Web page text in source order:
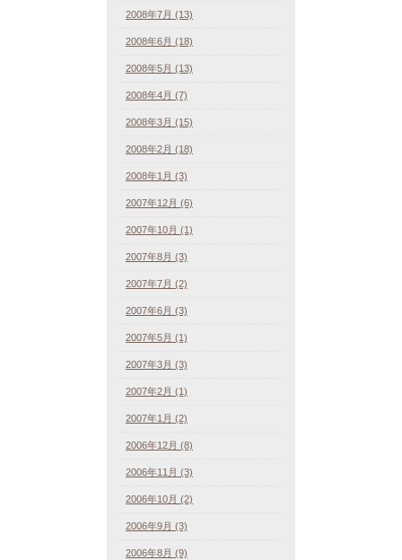
2008年7月 (13)
2008年6月 (18)
2008年5月 (13)
2008年4月 (7)
2008年3月 (15)
2008年2月 (18)
2008年1月 (3)
2007年12月 (6)
2007年10月 (1)
2007年8月 (3)
2007年7月 (2)
2007年6月 (3)
2007年5月 (1)
2007年3月 (3)
2007年2月 (1)
2007年1月 (2)
2006年12月 (8)
2006年11月 (3)
2006年10月 (2)
2006年9月 (3)
2006年8月 (9)